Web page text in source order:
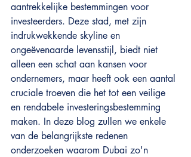
aantrekkelijke bestemmingen voor
investeerders. Deze stad, met zijn
indrukwekkende skyline en
ongeëvenaarde levensstijl, biedt niet
alleen een schat aan kansen voor
ondernemers, maar heeft ook een aantal
cruciale troeven die het tot een veilige
en rendabele investeringsbestemming
maken. In deze blog zullen we enkele
van de belangrijkste redenen
onderzoeken waarom Dubai zo'n